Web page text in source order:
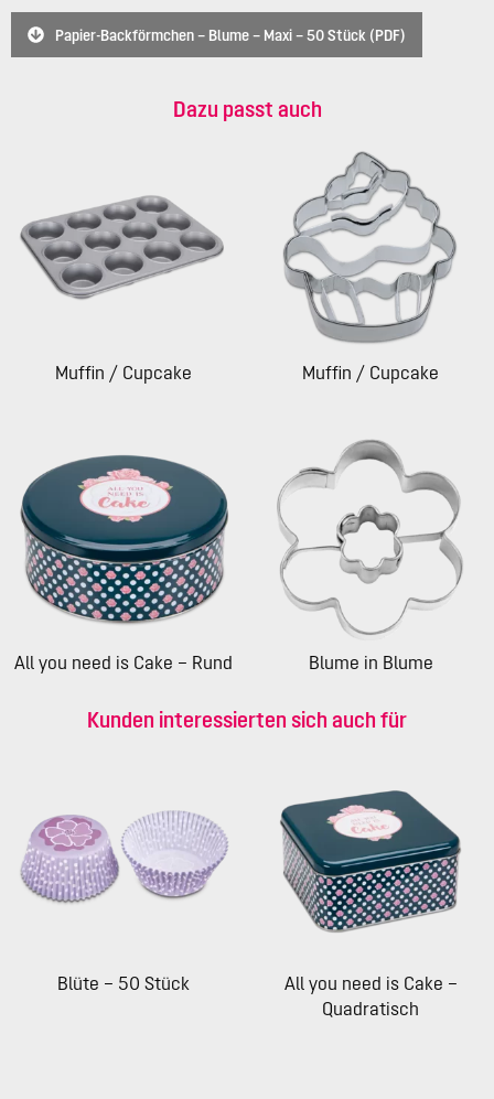
Papier-Backförmchen – Blume – Maxi – 50 Stück (PDF)
Dazu passt auch
Muffin / Cupcake Muffin / Cupcake
All you need is Cake – Rund Blume in Blume
Kunden interessierten sich auch für
Blüte – 50 Stück
All you need is Cake –
Quadratisch